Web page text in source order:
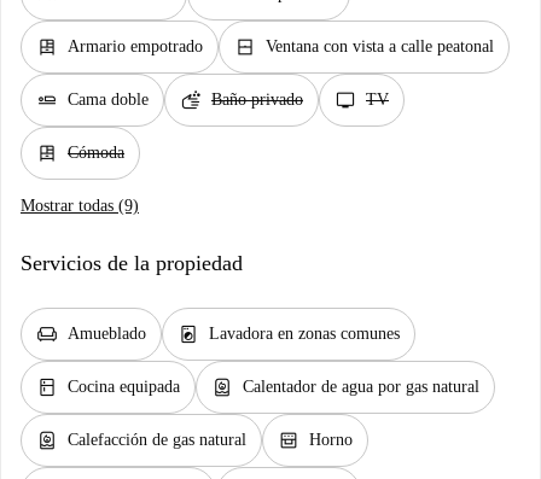
dresser Armario empotrado window_closed Ventana con vista a calle peatonal
airline_seat_flat Cama doble soap Baño privado tv TV
dresser Cómoda
Mostrar todas (9)
Servicios de la propiedad
chair Amueblado local_laundry_service Lavadora en zonas comunes
kitchen Cocina equipada water_heater Calentador de agua por gas natural
water_heater Calefacción de gas natural oven_gen Horno